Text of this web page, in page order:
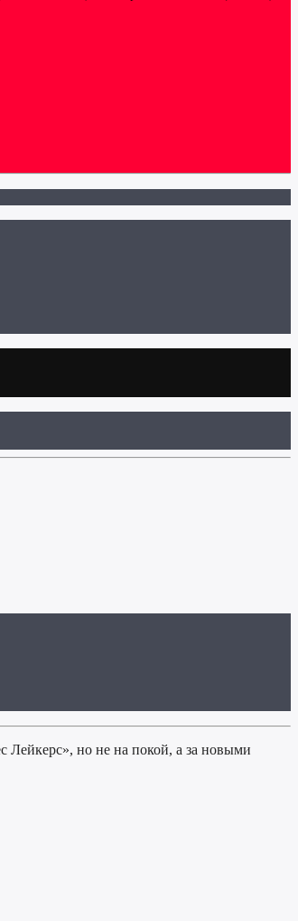
Лейкерс», но не на покой, а за новыми